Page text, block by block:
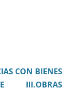
CON BIENES
III.OBRAS